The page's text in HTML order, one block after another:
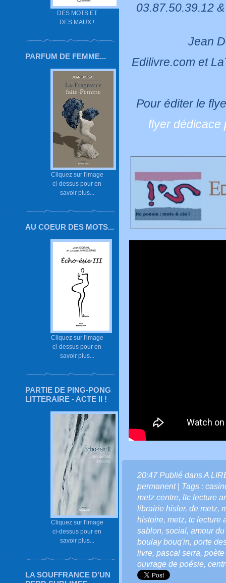
DES MOTS ET
DES MAUX !
PARFUM DE FEMME...
Cliquez sur l'image
ci-dessus pour en
savoir plus...
AU COEUR DES MOTS...
Cliquez sur l'image
ci-dessus pour en
savoir plus...
PARTIE DE PING-PONG
LITTERAIRE - ACTE II !
Cliquez sur l'image
ci-dessus pour en
savoir plus...
LA SOUFFRANCE D'UN
03.87.50.39.12
Jean
Edilivre.com et
Pour éditer le
flyer dédicace
20:47 Publié dansA
permanent| Tags :
metz centre, ltc lecture
librairie hisler, de metz,
histoire, metz, tc lecture
sablon, social, amour
boulay bouq'in, porte
livre, pascal serra,
ouvrage de poésie,